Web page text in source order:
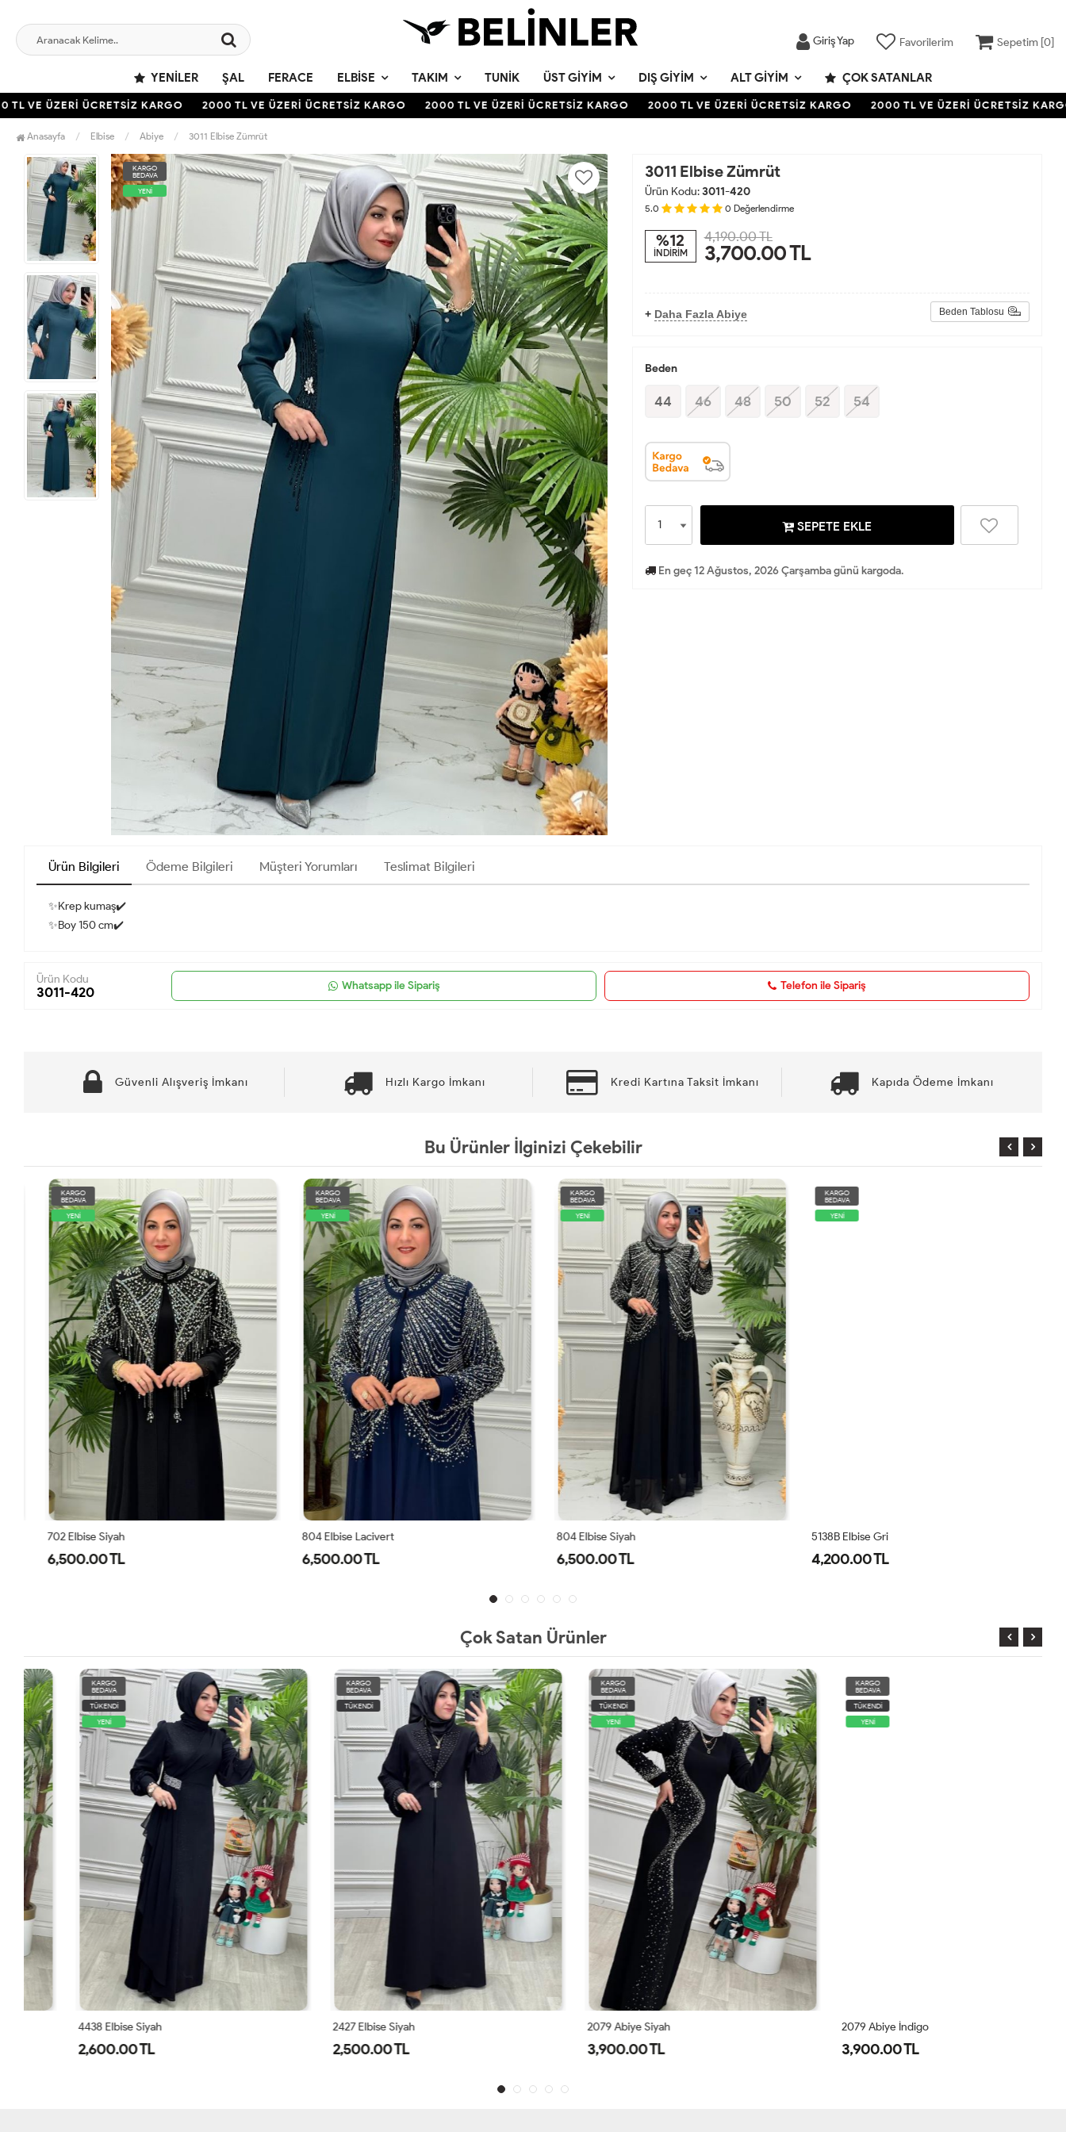
Giriş Yap Favorilerim Sepetim [0]
YENILER ŞAL FERACE ELBISE TAKIM TUNIK ÜST GIYIM DIŞ GIYIM ALT GIYIM ÇOK SATANLAR
VE ÜZERİ ÜCRETSİZ KARGO 2000 TL VE ÜZERİ ÜCRETSİZ KARGO 2000 TL VE ÜZERİ ÜCRETSİZ KARGO 2000 TL VE ÜZERİ ÜCRETSİZ KARGO 2000 TL VE ÜZERİ ÜCRETSİZ KARGO
Anasayfa Elbise Abiye 3011 Elbise Zümrüt
KARGO
BEDAVA
YENİ
3011 Elbise Zümrüt
Ürün Kodu:3011-420
5.0 0 Değerlendirme
%12
İNDİRİM
4,190.00 TL
3,700.00TL
+ Daha Fazla Abiye Beden Tablosu
Beden
44 46 48 50 52 54
SEPETE EKLE
En geç 12 Ağustos, 2026 Çarşamba günü kargoda.
Ürün Bilgileri Ödeme Bilgileri Müşteri Yorumları Teslimat Bilgileri
✨Krep kumaş✔️
✨Boy 150 cm✔️
Ürün Kodu
3011-420 Whatsapp ile Sipariş Telefon ile Sipariş
Güvenli Alışveriş İmkanı Hızlı Kargo İmkanı Kredi Kartına Taksit İmkanı Kapıda Ödeme İmkanı
Bu Ürünler İlginizi Çekebilir
KARGO
BEDAVA
YENİ
702 Elbise Siyah
6,500.00 TL
KARGO
BEDAVA
YENİ
804 Elbise Lacivert
6,500.00 TL
KARGO
BEDAVA
YENİ
804 Elbise Siyah
6,500.00 TL
KARGO
BEDAVA
YENİ
5138B Elbise Gri
4,200.00 TL
Çok Satan Ürünler
KARGO
BEDAVA
TÜKENDİ
4438 Elbise Siyah
2,600.00 TL
KARGO
BEDAVA
TÜKENDİ
2427 Elbise Siyah
2,500.00 TL
KARGO
BEDAVA
TÜKENDİ
2079 Abiye Siyah
3,900.00 TL
KARGO
BEDAVA
TÜKENDİ
2079 Abiye İndigo
3,900.00 TL